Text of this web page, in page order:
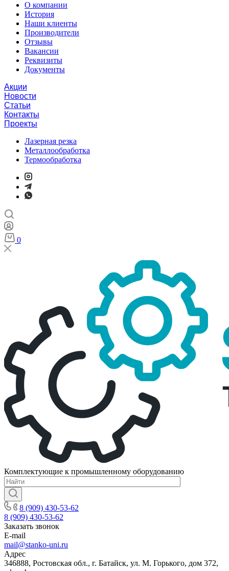
О компании
История
Наши клиенты
Производители
Отзывы
Вакансии
Реквизиты
Документы
Акции
Новости
Статьи
Контакты
Проекты
Лазерная резка
Металлообработка
Термообработка
0
Комплектующие к промышленному оборудованию
8 (909) 430-53-62
8 (909) 430-53-62
Заказать звонок
E-mail
mail@stanko-uni.ru
Адрес
346888, Ростовская обл., г. Батайск, ул. М. Горького, дом 372,